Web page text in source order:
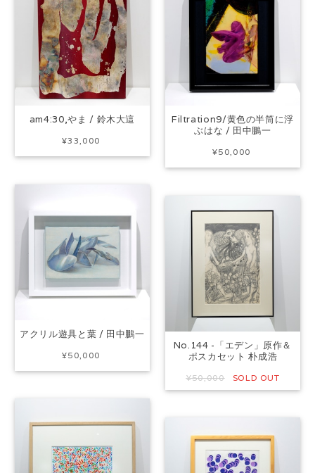
am4:30,やま / 鈴木大這
¥33,000
Filtration9/黄色の半筒に浮
ぶはな / 田中鵬一
¥50,000
アクリル遊具と葉 / 田中鵬一
¥50,000
No.144 -「エデン」原作＆
ポスカセット 朴成浩
¥50,000 SOLD OUT